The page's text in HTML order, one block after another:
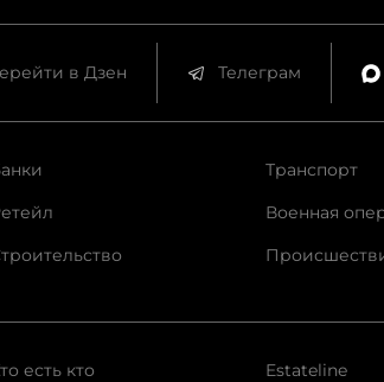
в Дзен Телеграм
Транспорт
Военная
есть кто
Estateline